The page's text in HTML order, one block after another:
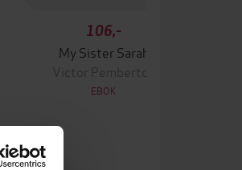
106,-
My Sister Sarah
Victor Pemberton
EBOK